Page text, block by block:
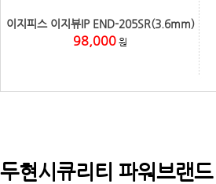
이지피스 이지뷰IP END-205SR(3.6mm)
98,000 원
두현시큐리티 파워브랜드